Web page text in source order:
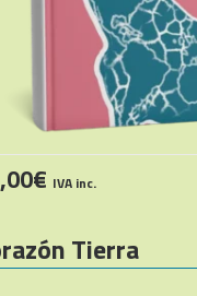
AÑADIR AL CARRITO
€ IVA inc.
Tierra